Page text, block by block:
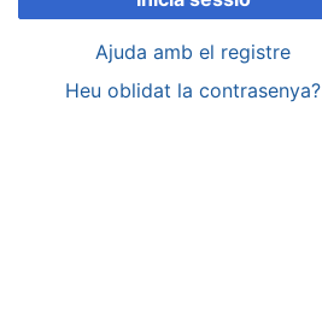
Ajuda amb el registre
Heu oblidat la contrasenya?